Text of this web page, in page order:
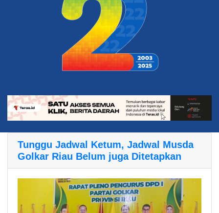
Tunggu Jadwal Ketum, Jadwal Musda
Golkar Riau Belum juga Ditetapkan